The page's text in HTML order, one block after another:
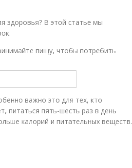
здоровья? В этой статье мы
пищу, чтобы потребить
важно это для тех, кто
питаться пять-шесть раз в день
калорий и питательных веществ.